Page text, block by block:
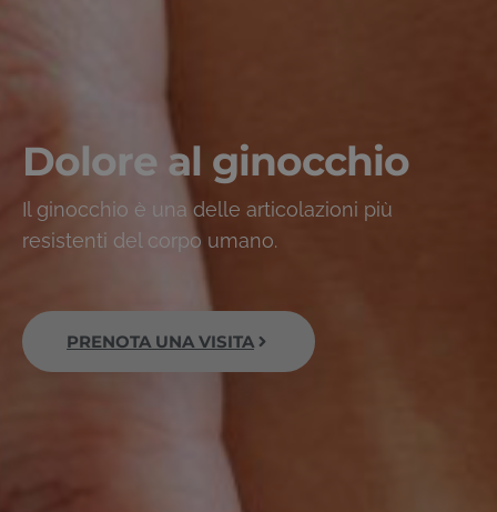
Dolore al ginocchio
Il ginocchio è una delle articolazioni più
resistenti del corpo umano.
PRENOTA UNA VISITA